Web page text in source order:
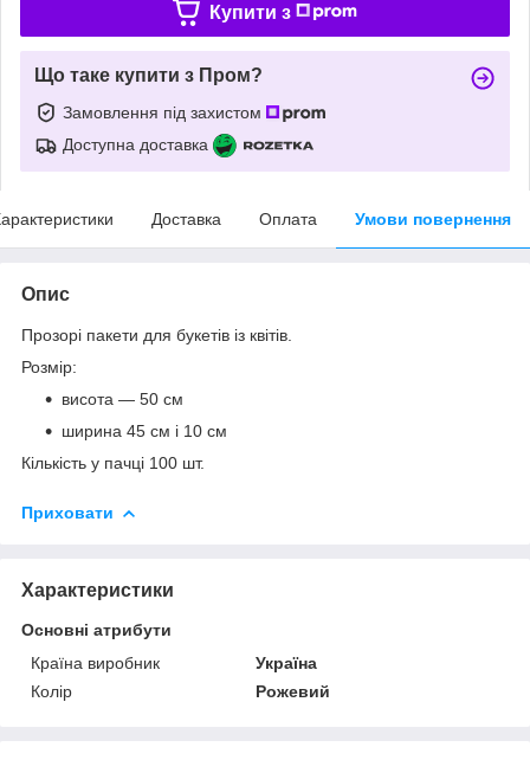
Купити з
Що таке купити з Пром?
Замовлення під захистом
Доступна доставка
Доставка Оплата Умови повернення
Опис
Прозорі пакети для букетів із квітів.
Розмір:
висота — 50 см
ширина 45 см і 10 см
Кількість у пачці 100 шт.
Приховати
Характеристики
Основні атрибути
Країна виробник
Україна
Колір
Рожевий